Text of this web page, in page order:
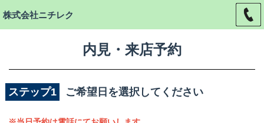
株式会社ニチレク
内見・来店予約
ステップ1 ご希望日を選択してください